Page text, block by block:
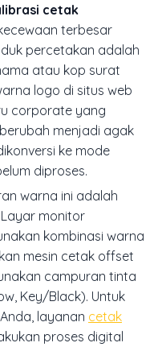
cetak
terbesar
percetakan adalah
atau kop surat
logo di situs web
corporate yang
menjadi agak
ke mode
diproses.
warna ini adalah
monitor
kombinasi warna
mesin cetak offset
campuran tinta
Key/Black). Untuk
layanan cetak
proses digital